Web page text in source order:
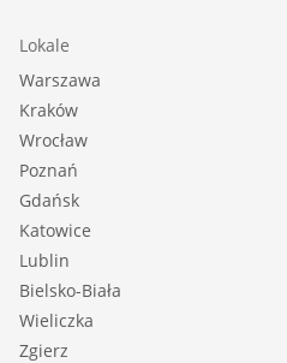
Lokale
Warszawa
Kraków
Wrocław
Poznań
Gdańsk
Katowice
Lublin
Bielsko-Biała
Wieliczka
Zgierz